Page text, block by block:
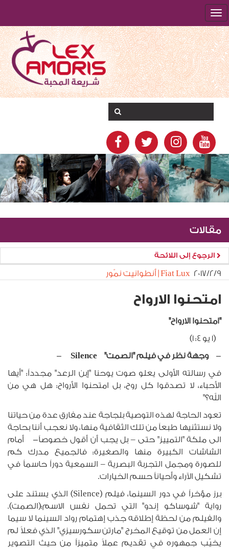
مقالات
الرجوع إلى اللائحة
٩‏/٢‏/٢٠١٧ Fiat Lux | أنطوانيت نمّور
امتحنوا الارواح
"امتحنوا الارواح"
(1 يو 4: 1)
-وجهة نظر في فيلم "الصمت" Silence
-
في رسالته الأولى يعلو صوت يوحنا "إبن الرعد" مجدداً: "أيها
الأحباء، لا تصدقوا كل روح، بل امتحنوا الأرواح: هل هي من
الله؟"
تعود الحاجة لهذه التوصية بلجاجة عند مفارق عدة من حياتنا
ولا نستثنيها طبعاً من تلك الثقافية منها، ولا نعجب أننا بحاجة
الى ملكة "التمييز" حتى – بل يجب أن أقول خصوصاً- أمام
الشاشات الكبيرة منها والصغيرة: فالجميع مدرك كم
للصورة ومجمل التجربة البصرية – السمعية دوراً حاسماً في
تشكيل الآراء وأحياناً حسم الخيارات.
برز مؤخراً في دور السينما، فيلم (Silence) الذي يستند على
رواية "شوساكو إندو" التي تحمل نفس الاسم:(الصمت).
والفيلم من لحظة إطلاقه جذب إهتمام رواد السينما لا سيما
إن العمل من توقيع المخرج "مارتن سكورسيزي" الذي فعلاً لم
يخيّب جمهوره في تقديم عملاً متميزاً من حيث التصوير